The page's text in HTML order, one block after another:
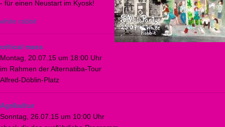
- für einen Neustart im Kyosk!
white rabbit
critical mass
Montag, 20.07.15 um 18:00 Uhr
im Rahmen der Alternatiba-Tour
Alfred-Döblin-Platz
Agrikultur
Sonntag, 26.07.15 um 10:00 Uhr